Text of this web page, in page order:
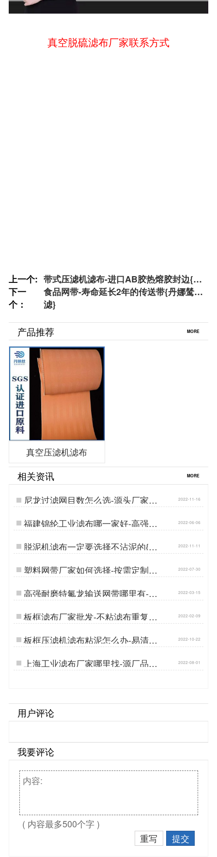
真空脱硫滤布厂家联系方式
上一个: 带式压滤机滤布-进口AB胶热熔胶封边{丹
娜鸶过滤}
下一
个：
食品网带-寿命延长2年的传送带{丹娜鸶过
滤}
产品推荐 MORE
真空压滤机滤布
相关资讯 MORE
尼龙过滤网目数怎么选-源头厂家按
需定制{丹娜鸶过滤}…
2022-11-16
福建锦纶工业滤布哪一家好-高强度
耐磨损{丹娜鸶过滤}…
2022-06-06
脱泥机滤布一定要选择不沾泥的{丹
娜鸶过滤}…
2022-11-11
塑料网带厂家如何选择-按需定制更
耐用[丹娜鸶]…
2022-07-30
高强耐磨特氟龙输送网带哪里有-厂
家批发{丹娜鸶过滤}…
2022-03-15
板框滤布厂家批发-不粘滤布重复使
用{丹娜鸶过滤}…
2022-02-09
板框压滤机滤布粘泥怎么办-易清洗
易脱饼…
2022-10-22
上海工业滤布厂家哪里找-源厂品质
耐酸碱[丹娜鸶]…
2022-08-01
用户评论
我要评论
( 内容最多500个字 )
重写
提交